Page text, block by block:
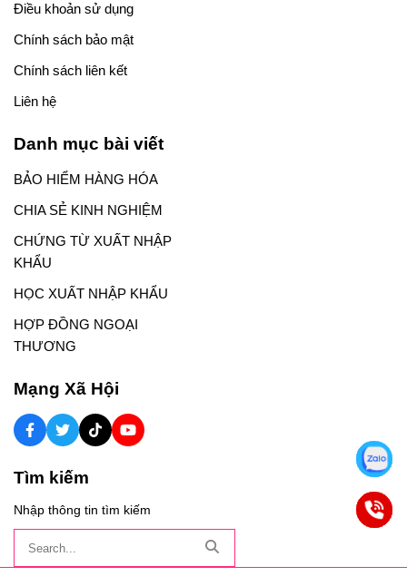
Điều khoản sử dụng
Chính sách bảo mật
Chính sách liên kết
Liên hệ
Danh mục bài viết
BẢO HIỂM HÀNG HÓA
CHIA SẺ KINH NGHIỆM
CHỨNG TỪ XUẤT NHẬP
KHẨU
HỌC XUẤT NHẬP KHẨU
HỢP ĐỒNG NGOẠI
THƯƠNG
Mạng Xã Hội
Tìm kiếm
Nhập thông tin tìm kiếm